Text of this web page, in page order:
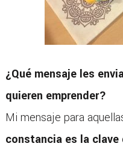
¿Qué mensaje les
quieren emprender?
Mi mensaje para
constancia es la